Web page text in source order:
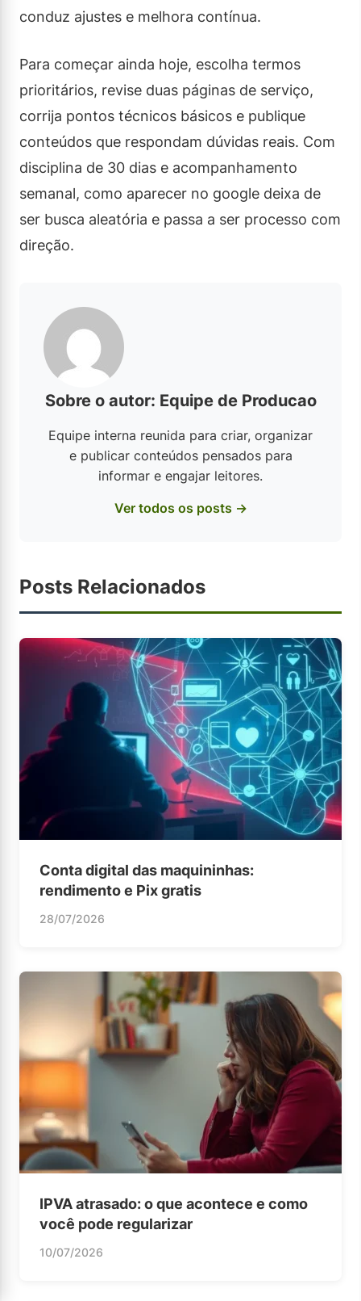
conduz ajustes e melhora contínua.
Para começar ainda hoje, escolha termos
prioritários, revise duas páginas de serviço,
corrija pontos técnicos básicos e publique
conteúdos que respondam dúvidas reais. Com
disciplina de 30 dias e acompanhamento
semanal, como aparecer no google deixa de
ser busca aleatória e passa a ser processo com
direção.
Sobre o autor: Equipe de Producao
Equipe interna reunida para criar, organizar
e publicar conteúdos pensados para
informar e engajar leitores.
Ver todos os posts →
Posts Relacionados
Conta digital das maquininhas:
rendimento e Pix gratis
28/07/2026
IPVA atrasado: o que acontece e como
você pode regularizar
10/07/2026